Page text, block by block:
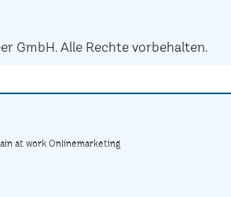
GmbH. Alle Rechte vorbehalten.
at work Onlinemarketing